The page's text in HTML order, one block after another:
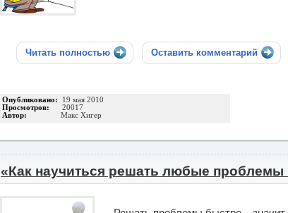
Читать полностью Оставить комментарий
Опубликовано: 19 мая 2010
Просмотров: 20017
Автор: Макс Хигер
«Как научиться решать любые проблемы